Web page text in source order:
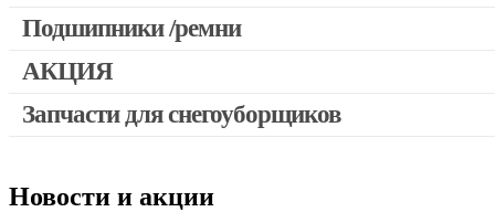
Подшипники /ремни
АКЦИЯ
Скидка 50%
Запчасти для снегоуборщиков
Новости и акции